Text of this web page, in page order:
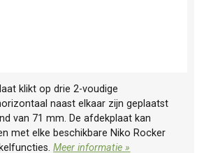
klikt op drie 2-voudige
naast elkaar zijn geplaatst
van 71 mm. De afdekplaat kan
met elke beschikbare Niko Rocker
Meer informatie »